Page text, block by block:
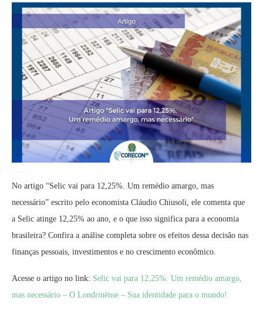
No artigo “Selic vai para 12,25%. Um remédio amargo, mas
necessário” escrito pelo economista Cláudio Chiusoli, ele comenta que
a Selic atinge 12,25% ao ano, e o que isso significa para a economia
brasileira? Confira a análise completa sobre os efeitos dessa decisão nas
finanças pessoais, investimentos e no crescimento econômico.
Acesse o artigo no link: Selic vai para 12,25%. Um remédio amargo,
mas necessário – O Londrinēnse – Sua identidade para o mundo!